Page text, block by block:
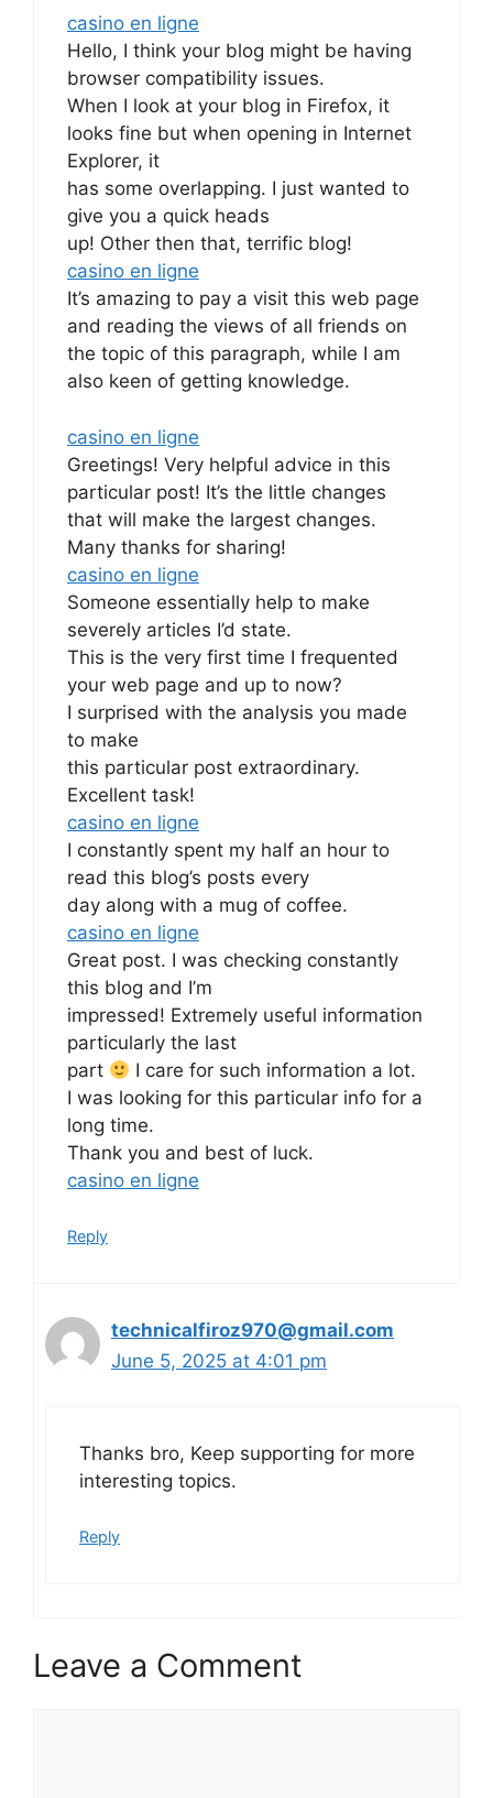
casino en ligne
Hello, I think your blog might be having
browser compatibility issues.
When I look at your blog in Firefox, it
looks fine but when opening in Internet
Explorer, it
has some overlapping. I just wanted to
give you a quick heads
up! Other then that, terrific blog!
casino en ligne
It’s amazing to pay a visit this web page
and reading the views of all friends on
the topic of this paragraph, while I am
also keen of getting knowledge.
casino en ligne
Greetings! Very helpful advice in this
particular post! It’s the little changes
that will make the largest changes.
Many thanks for sharing!
casino en ligne
Someone essentially help to make
severely articles I’d state.
This is the very first time I frequented
your web page and up to now?
I surprised with the analysis you made
to make
this particular post extraordinary.
Excellent task!
casino en ligne
I constantly spent my half an hour to
read this blog’s posts every
day along with a mug of coffee.
casino en ligne
Great post. I was checking constantly
this blog and I’m
impressed! Extremely useful information
particularly the last
part
I care for such information a lot.
I was looking for this particular info for a
long time.
Thank you and best of luck.
casino en ligne
Reply
technicalfiroz970@gmail.com
June 5, 2025 at 4:01 pm
Thanks bro, Keep supporting for more
interesting topics.
Reply
Leave a Comment